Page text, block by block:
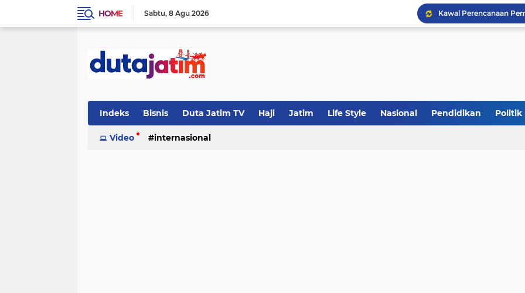
HOME Sabtu 8 Agu 2026
Sinergi Fiskal Moneter:
Indeks Bisnis Duta Jatim TV Haji Jatim Life Style Nasional Pendidikan Politik
Video internasional